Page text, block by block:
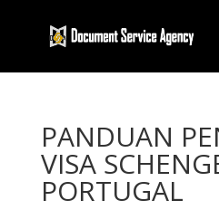
PANDUAN
VISA
PORTUGAL